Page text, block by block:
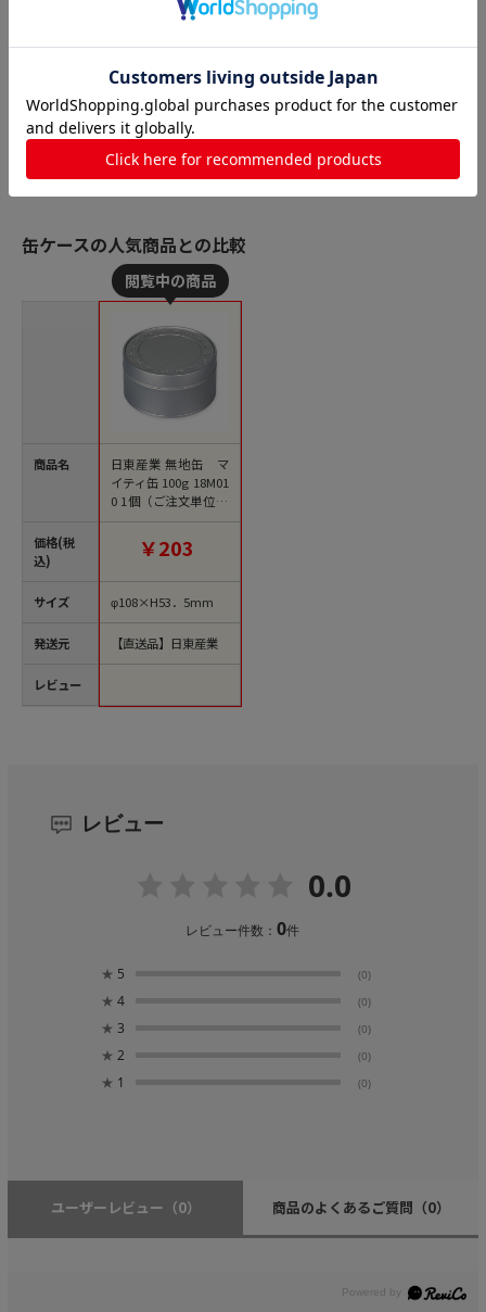
缶ケースの人気商品との比較
商品名
価格(税
込)
サイズ
発送元
レビュー
日東産業 無地缶 マ
イティ缶 100g 18M01
0 1個（ご注文単位14
0個）【直送品】
￥203
φ108×H53．5mm
【直送品】日東産業
レビュー
0.0
レビュー件数：0件
★ 5 (0)
★ 4 (0)
★ 3 (0)
★ 2 (0)
★ 1 (0)
ユーザーレビュー （0） 商品のよくあるご質問 （0）